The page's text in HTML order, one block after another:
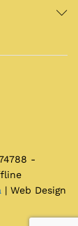
-
| Web Design